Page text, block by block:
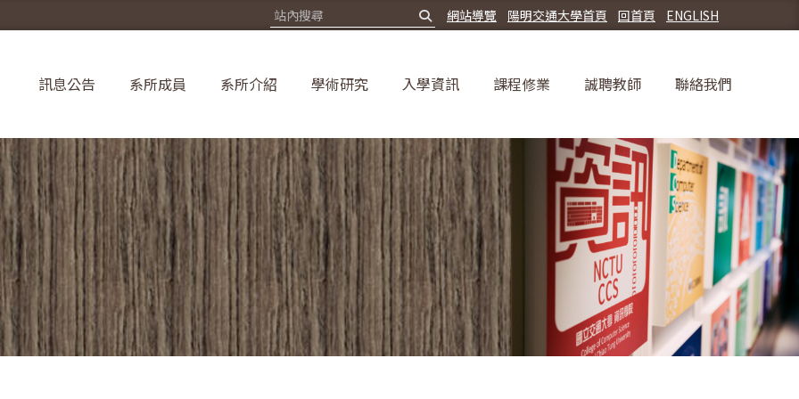
ENGLISH
回首頁
陽明交通大學首頁
網站導覽
訊息公告 系所成員 系所介紹 學術研究 入學資訊 課程修業 誠聘教師 聯絡我們